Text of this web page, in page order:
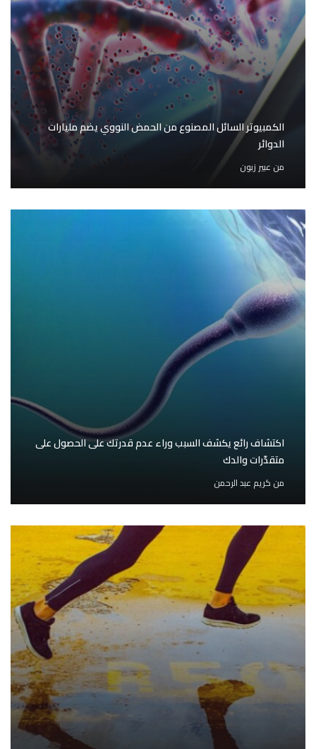
الكمبيوتر السائل المصنوع من الحمض النووي يضم مليارات
الدوائر
من عبير زبون
اكتشاف رائع يكشف السبب وراء عدم قدرتك على الحصول على
متقدّرات والدك
من كريم عبد الرحمن